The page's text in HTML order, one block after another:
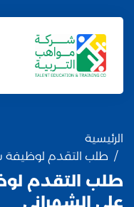
الرئيسية
طلب التقدم لوظيفة
طلب التقدم
علي الشهراني